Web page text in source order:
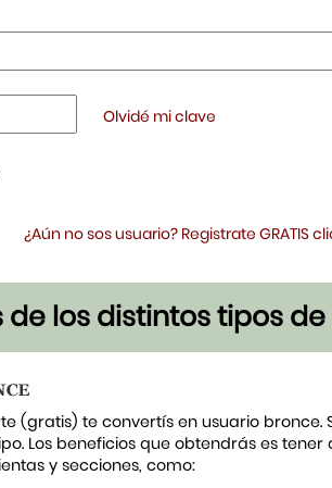
Olvidé mi clave
¿Aún no sos usuario? Registrate GRATIS
los distintos tipos de
(gratis) te convertís en usuario bronce.
Los beneficios que obtendrás es tener
y secciones, como: